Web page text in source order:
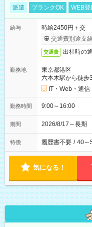
派遣 ブランクOK WEB登
給与
時給2450円＋交
交通費別途支
交通費 出社時の
勤務地
東京都港区
六本木駅から徒歩
IT・Web・通信
勤務時間 9:00～16:00
期間 2026/8/17～長
特徴 履歴書不要 / 40～
気になる！